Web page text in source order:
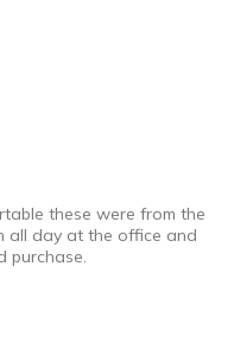
these were from the
all day at the office and
purchase.